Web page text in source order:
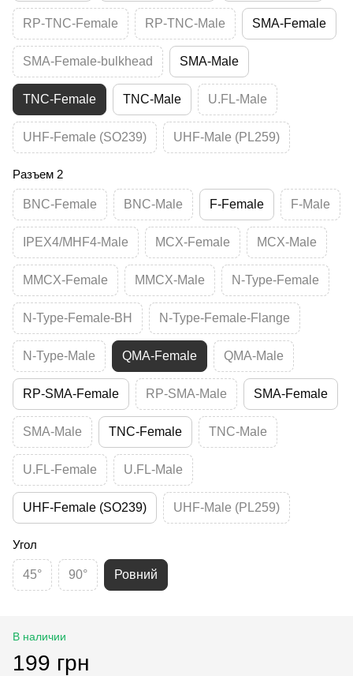
RP-TNC-Female RP-TNC-Male SMA-Female
SMA-Female-bulkhead SMA-Male
TNC-Female TNC-Male U.FL-Male
UHF-Female (SO239) UHF-Male (PL259)
Разъем 2
BNC-Female BNC-Male F-Female F-Male
IPEX4/MHF4-Male MCX-Female MCX-Male
MMCX-Female MMCX-Male N-Type-Female
N-Type-Female-BH N-Type-Female-Flange
N-Type-Male QMA-Female QMA-Male
RP-SMA-Female RP-SMA-Male SMA-Female
SMA-Male TNC-Female TNC-Male
U.FL-Female U.FL-Male
UHF-Female (SO239) UHF-Male (PL259)
Угол
45° 90° Ровний
В наличии
199 грн